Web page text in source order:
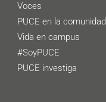
Voces
PUCE en la comunidad
Vida en campus
#SoyPUCE
PUCE investiga